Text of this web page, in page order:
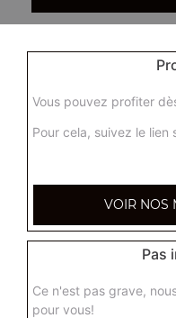
Ha cao maison 5
Ravioli vapeur fait
1 paquet de chips
Vous pouvez profiter
Pour cela, suivez le lien
VOIR NOS
Pas
Ce n'est pas grave,
pour vous!